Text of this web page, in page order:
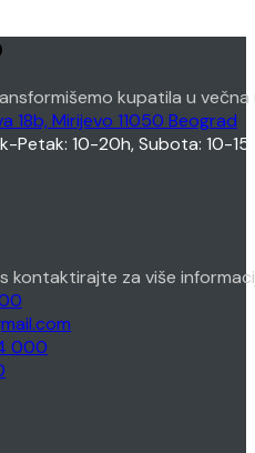
kupatila u večna
18b, Mirijevo 11050 Beograd
Petak: 10-20h, Subota: 10-
kontaktirajte za više
in
your
000